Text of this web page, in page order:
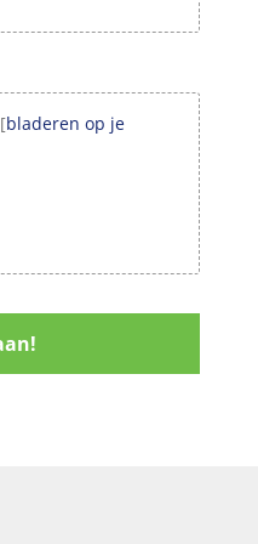
Voeg een bestand toe door het hier te slepen, of je kunt ook [bladeren op je